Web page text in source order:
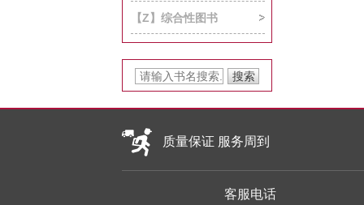
【Z】综合性图书
质量保证 服务周到
客服电话